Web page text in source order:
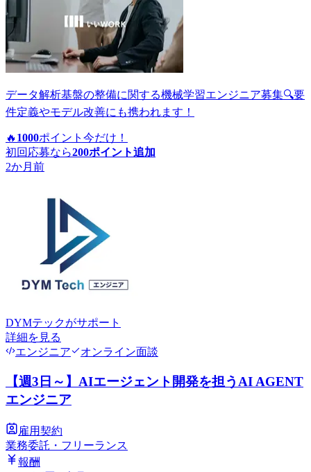
データ解析基盤の整備に関する機械学習エンジニア募集🔍要
件定義やモデル改善にも携われます！
🔥 1000ポイント 今だけ！
初回応募なら200ポイント追加
2か月前
DYMテックがサポート
詳細を見る
エンジニア
オンライン面談
【週3日～】AIエージェント開発を担うAI AGENT
エンジニア
雇用契約
業務委託・フリーランス
報酬